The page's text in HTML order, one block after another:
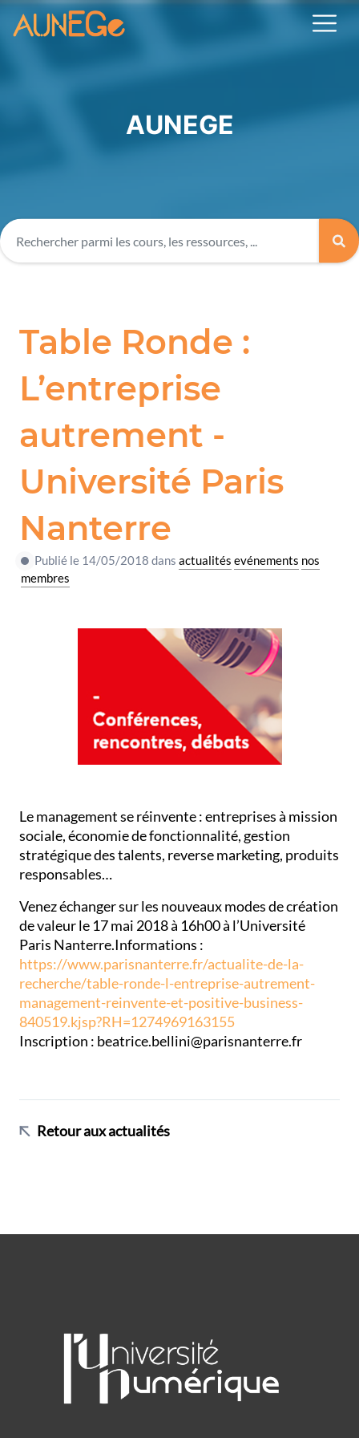
AUNEGE
Table Ronde :
L’entreprise
autrement -
Université Paris
Nanterre
Publié le 14/05/2018 dansactualités evénements nos
membres
Le management se réinvente : entreprises à mission
sociale, économie de fonctionnalité, gestion
stratégique des talents, reverse marketing, produits
responsables…
Venez échanger sur les nouveaux modes de création
de valeur le 17 mai 2018 à 16h00 à l’Université
Paris Nanterre.Informations :
https://www.parisnanterre.fr/actualite-de-la-
recherche/table-ronde-l-entreprise-autrement-
management-reinvente-et-positive-business-
840519.kjsp?RH=1274969163155
Inscription : beatrice.bellini@parisnanterre.fr
Retour aux actualités